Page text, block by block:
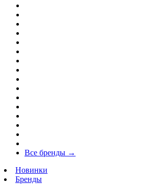
Все бренды →
Новинки
Бренды